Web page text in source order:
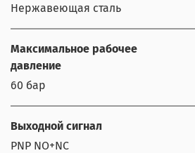
Нержавеющая сталь
Максимальное рабочее
давление
60 бар
Выходной сигнал
PNP NO+NC